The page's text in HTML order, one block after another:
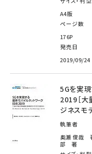
A4版
ページ数
176P
発売日
2019/09/24
5Gを実
2019［
ジネスモ
執筆者
奥瀬 俊哉
部 著